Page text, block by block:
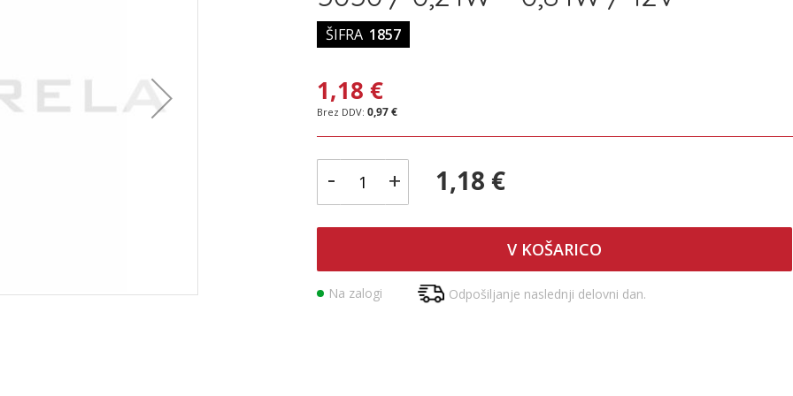
ŠIFRA 1857
1,18 €
0,97 €
- + 1,18 €
V KOŠARICO
Na zalogi Odpošiljanje naslednji delovni dan.